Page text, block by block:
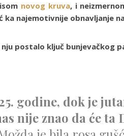
novog kruva, i
ka najemotivnije obnavljanje
postalo ključ bunjevačkog
godine, dok je
nije znao da će